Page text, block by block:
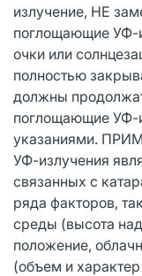
излучение, НЕ
поглощающие УФ-
очки или
полностью
должны
поглощающие УФ-
указаниями.
УФ-излучения
связанных с
ряда факторов,
среды (высота
положение,
(объем и